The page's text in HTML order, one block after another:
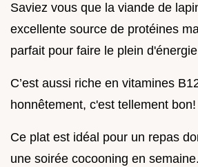
Saviez vous que la viande de
excellente source de protéines
parfait pour faire le plein
C’est aussi riche en vitamines
honnêtement, c'est tellement bon!
Ce plat est idéal pour un repas
une soirée cocooning en